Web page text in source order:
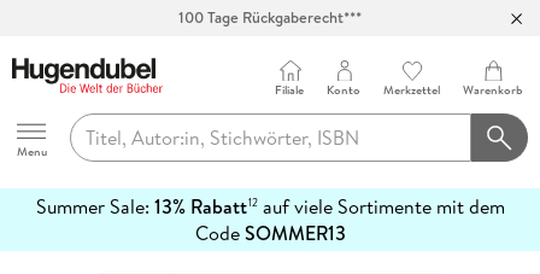
100 Tage Rückgaberecht***
Hugendubel
Menu
Filiale Konto Merkzettel Warenkorb
Summer Sale: 13% Rabatt12auf viele Sortimente mit dem
CodeSOMMER13
erfahren